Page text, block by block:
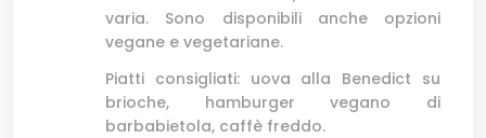
varia. Sono disponibili anche opzioni
vegane e vegetariane.
Piatti consigliati: uova alla Benedict su
brioche, hamburger vegano di
barbabietola, caffè freddo.